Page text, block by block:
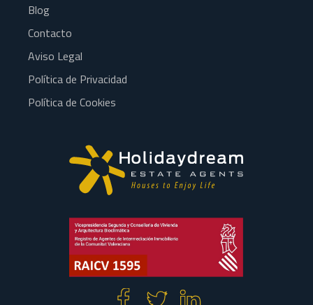
Blog
Contacto
Aviso Legal
Política de Privacidad
Política de Cookies